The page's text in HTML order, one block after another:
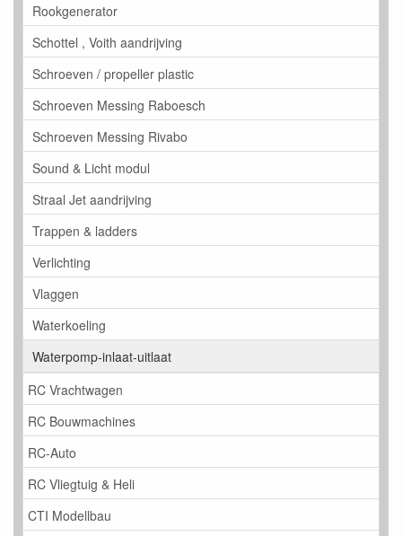
Rookgenerator
Schottel , Voith aandrijving
Schroeven / propeller plastic
Schroeven Messing Raboesch
Schroeven Messing Rivabo
Sound & Licht modul
Straal Jet aandrijving
Trappen & ladders
Verlichting
Vlaggen
Waterkoeling
Waterpomp-inlaat-uitlaat
RC Vrachtwagen
RC Bouwmachines
RC-Auto
RC Vliegtuig & Heli
CTI Modellbau